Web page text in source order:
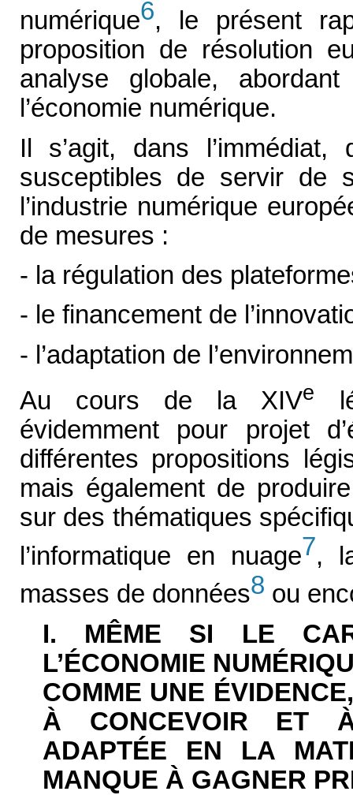
numérique6, le présent
proposition de résolution
analyse globale,
l’économie numérique.
Il s’agit, dans
susceptibles de servir de
l’industrie numérique
de mesures :
- la régulation des
- le financement de
- l’adaptation de
Au cours de la XIVe
évidemment pour projet
différentes propositions
mais également de
sur des thématiques
l’informatique en nuage7,
masses de données8 ou
I. MÊME SI LE
L’ÉCONOMIE
COMME UNE
À CONCEVOIR ET
ADAPTÉE EN LA
MANQUE À GAGNER